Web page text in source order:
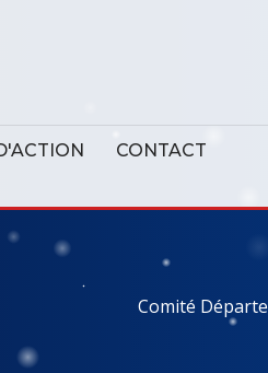
CONTACT
Comité